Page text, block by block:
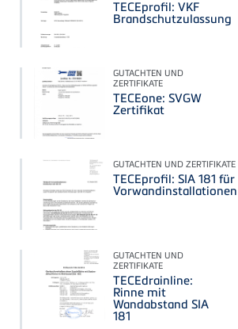
TECEprofil: VKF
Brandschutzulassung
GUTACHTEN UND
ZERTIFIKATE
TECEone: SVGW
Zertifikat
GUTACHTEN UND ZERTIFIKATE
TECEprofil: SIA 181 für
Vorwandinstallationen
GUTACHTEN UND
ZERTIFIKATE
TECEdrainline:
Rinne mit
Wandabstand SIA
181